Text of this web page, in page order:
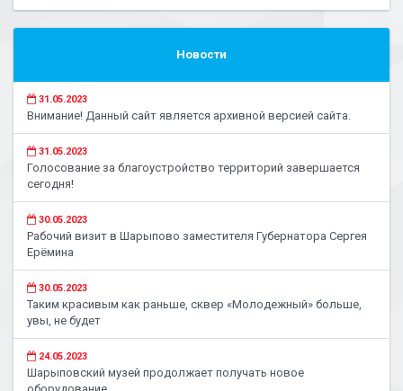
Новости
31.05.2023
Внимание! Данный сайт является архивной версией сайта.
31.05.2023
Голосование за благоустройство территорий завершается
сегодня!
30.05.2023
Рабочий визит в Шарыпово заместителя Губернатора Сергея
Ерёмина
30.05.2023
Таким красивым как раньше, сквер «Молодежный» больше,
увы, не будет
24.05.2023
Шарыповский музей продолжает получать новое